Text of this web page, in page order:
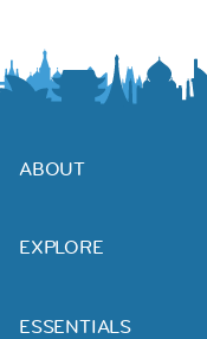
ABOUT
EXPLORE
ESSENTIALS